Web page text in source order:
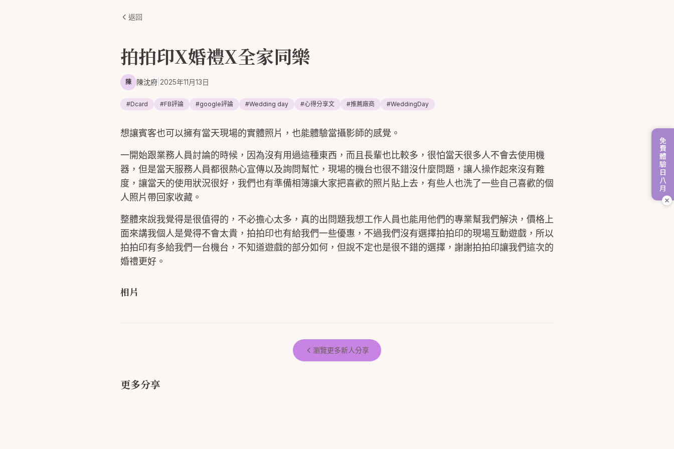
免費體驗日八月
返回
拍拍印X婚禮X全家同樂
陳 陳沈府 2025年11月13日
#Dcard #FB評論 #google評論 #Wedding day #心得分享文 #推薦廠商 #WeddingDay
想讓賓客也可以擁有當天現場的實體照片，也能體驗當攝影師的感覺。
一開始跟業務人員討論的時候，因為沒有用過這種東西，而且長輩也比較多，很怕當天很多人不會去使用機
器，但是當天服務人員都很熱心宣傳以及詢問幫忙，現場的機台也很不錯沒什麼問題，讓人操作起來沒有難
度，讓當天的使用狀況很好，我們也有準備相簿讓大家把喜歡的照片貼上去，有些人也洗了一些自己喜歡的個
人照片帶回家收藏。
整體來說我覺得是很值得的，不必擔心太多，真的出問題我想工作人員也能用他們的專業幫我們解決，價格上
面來講我個人是覺得不會太貴，拍拍印也有給我們一些優惠，不過我們沒有選擇拍拍印的現場互動遊戲，所以
拍拍印有多給我們一台機台，不知道遊戲的部分如何，但說不定也是很不錯的選擇，謝謝拍拍印讓我們這次的
婚禮更好。
相片
瀏覽更多新人分享
更多分享
大推拍拍印！